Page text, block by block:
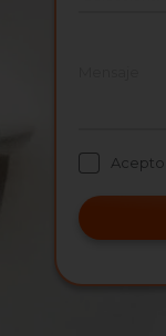
Acepto